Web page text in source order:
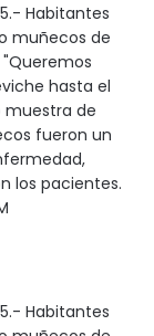
Habitantes
muñecos de
hasta el
muestra de
fueron un
los pacientes.
Habitantes